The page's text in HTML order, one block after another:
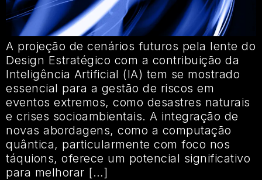
A projeção de cenários futuros pela lente do
Design Estratégico com a contribuição da
Inteligência Artificial (IA) tem se mostrado
essencial para a gestão de riscos em
eventos extremos, como desastres naturais
e crises socioambientais. A integração de
novas abordagens, como a computação
quântica, particularmente com foco nos
táquions, oferece um potencial significativo
para melhorar […]